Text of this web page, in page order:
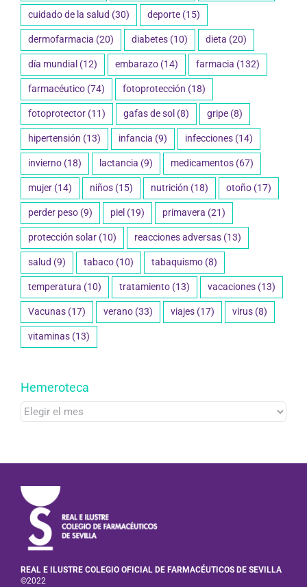
cuidado de la salud (30) deporte (15)
dermofarmacia (20) diabetes (10) dieta (20)
día mundial (12) embarazo (14) farmacia (132)
farmacéutico (74) fotoprotección (18)
fotoprotector (11) gafas de sol (8) gripe (8)
hipertensión (13) infancia (9) infecciones (14)
invierno (18) lactancia (9) medicamentos (67)
mujer (14) niños (15) nutrición (18) otoño (17)
perder peso (9) piel (19) primavera (21)
protección solar (10) reacciones adversas (13)
salud (9) tabaco (10) tabaquismo (8)
temperatura (10) tratamiento (13) vacaciones (13)
Vacunas (17) verano (33) viajes (17) virus (8)
vitaminas (13)
Hemeroteca
Hemeroteca
REAL E ILUSTRE COLEGIO OFICIAL DE FARMACÉUTICOS DE SEVILLA
©2022